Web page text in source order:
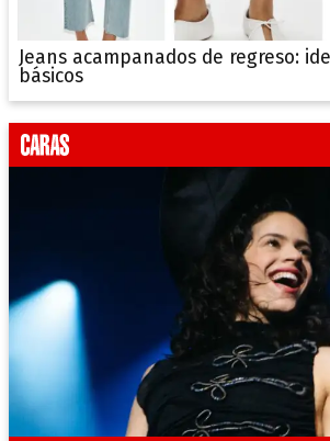
Jeans acampanados de regreso:
básicos